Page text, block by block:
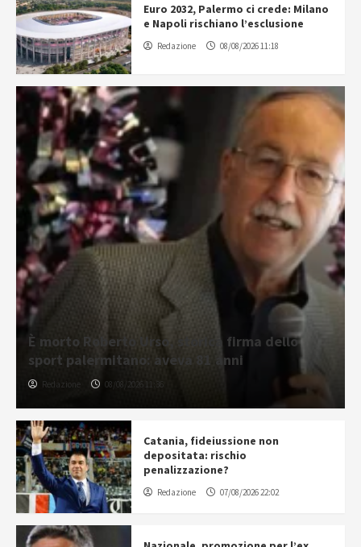
Euro 2032, Palermo ci crede: Milano
e Napoli rischiano l’esclusione
Redazione 08/08/2026 11:18
È morto Roberto Urso, storica firma dello
sport palermitano: aveva 81 anni
Redazione 08/08/2026 11:36
Catania, fideiussione non
depositata: rischio
penalizzazione?
Redazione 07/08/2026 22:02